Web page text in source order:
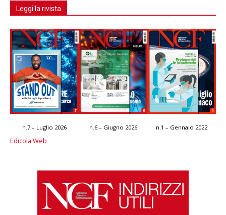
Leggi la rivista
n.7 – Luglio 2026 n.6 – Giugno 2026 n.1 – Gennaio 2022
Edicola Web